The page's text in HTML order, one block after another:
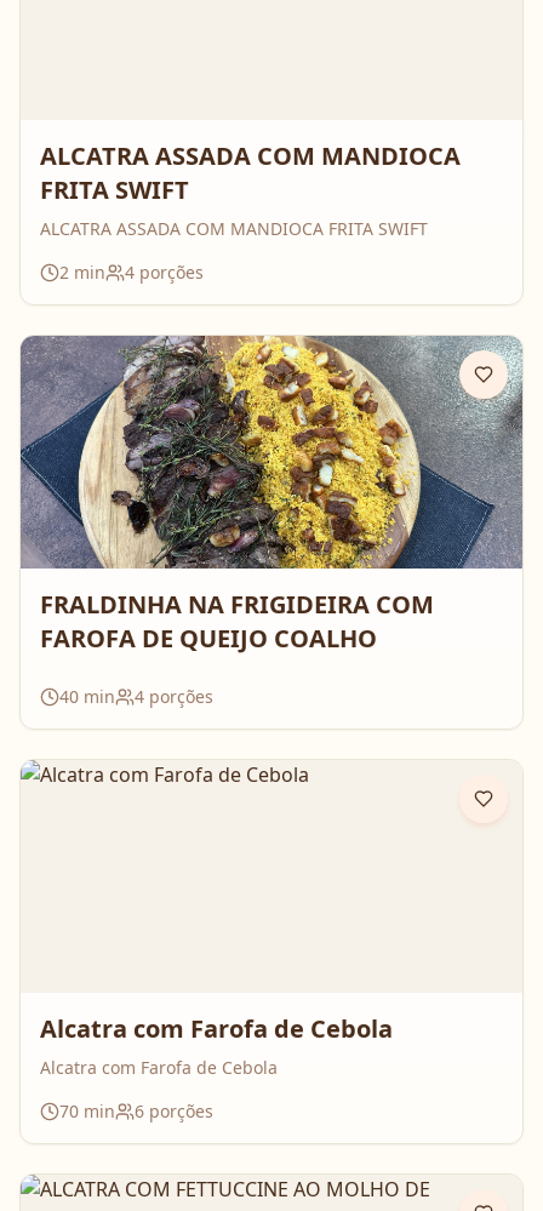
ALCATRA ASSADA COM MANDIOCA
FRITA SWIFT
ALCATRA ASSADA COM MANDIOCA FRITA SWIFT
2 min 4 porções
FRALDINHA NA FRIGIDEIRA COM
FAROFA DE QUEIJO COALHO
40 min 4 porções
Alcatra com Farofa de Cebola
Alcatra com Farofa de Cebola
70 min 6 porções